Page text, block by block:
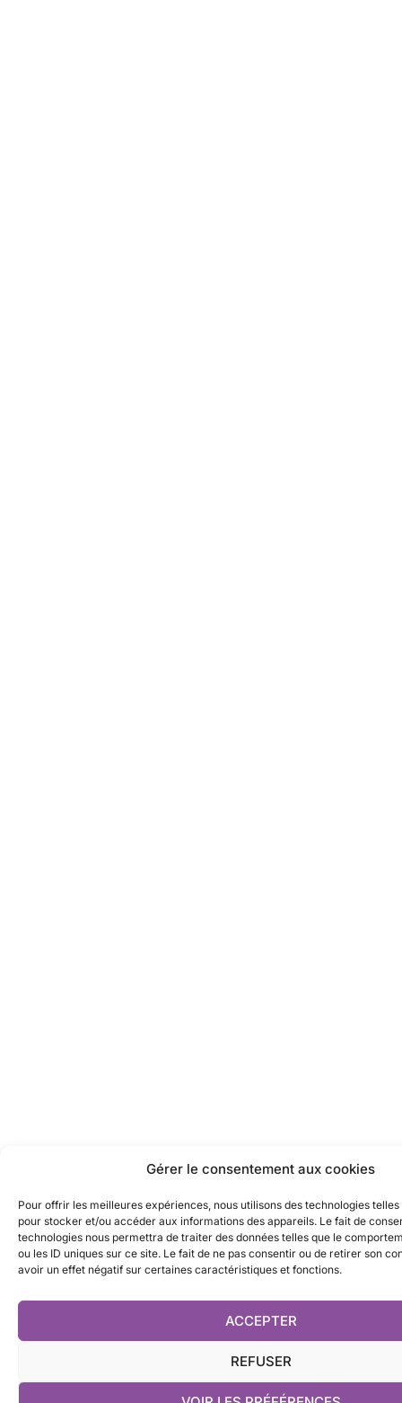
Gérer le consentement aux cookies
Pour offrir les meilleures expériences, nous utilisons des technologies
pour stocker et/ou accéder aux informations des appareils. Le fait de
technologies nous permettra de traiter des données telles que le
ou les ID uniques sur ce site. Le fait de ne pas consentir ou de retirer son
avoir un effet négatif sur certaines caractéristiques et fonctions.
ACCEPTER
REFUSER